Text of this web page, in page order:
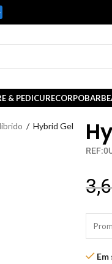
& PEDICURECORPO
/ Hybrid Gel